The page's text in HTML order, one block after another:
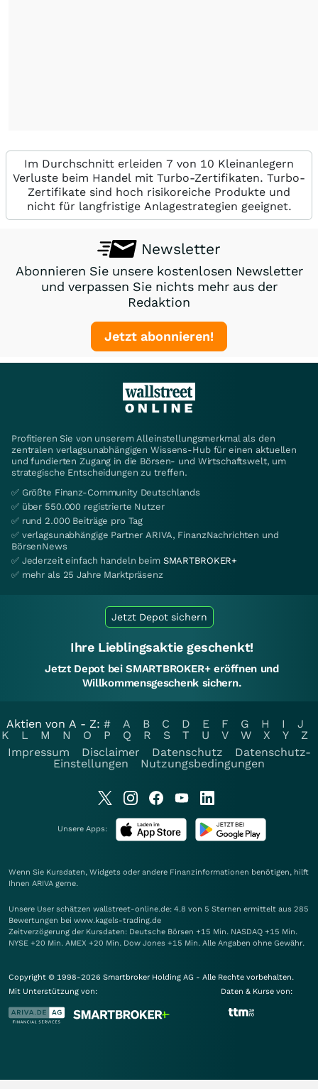
Im Durchschnitt erleiden 7 von 10 Kleinanlegern
Verluste beim Handel mit Turbo-Zertifikaten. Turbo-
Zertifikate sind hoch risikoreiche Produkte und
nicht für langfristige Anlagestrategien geeignet.
Newsletter
Abonnieren Sie unsere kostenlosen Newsletter
und verpassen Sie nichts mehr aus der
Redaktion
Jetzt abonnieren!
Profitieren Sie von unserem Alleinstellungsmerkmal als den
zentralen verlagsunabhängigen Wissens-Hub für einen aktuellen
und fundierten Zugang in die Börsen- und Wirtschaftswelt, um
strategische Entscheidungen zu treffen.
✅ Größte Finanz-Community Deutschlands
✅ über 550.000 registrierte Nutzer
✅ rund 2.000 Beiträge pro Tag
✅ verlagsunabhängige Partner ARIVA, FinanzNachrichten und
BörsenNews
✅ Jederzeit einfach handeln beim SMARTBROKER+
✅ mehr als 25 Jahre Marktpräsenz
Jetzt Depot sichern
Ihre Lieblingsaktie geschenkt!
Jetzt Depot bei SMARTBROKER+ eröffnen und
Willkommensgeschenk sichern.
Aktien von A - Z: # A B C D E F G H I
J
K
L M N O P Q R S T U V W X Y
Z
Impressum
Disclaimer Datenschutz
Datenschutz-
Einstellungen
Nutzungsbedingungen
Unsere Apps:
Wenn Sie Kursdaten, Widgets oder andere Finanzinformationen benötigen, hilft
Ihnen ARIVA gerne.
Unsere User schätzen wallstreet-online.de: 4.8 von 5 Sternen ermittelt aus 285
Bewertungen bei www.kagels-trading.de
Zeitverzögerung der Kursdaten: Deutsche Börsen +15 Min. NASDAQ +15 Min.
NYSE +20 Min. AMEX +20 Min. Dow Jones +15 Min. Alle Angaben ohne Gewähr.
Copyright © 1998-2026 Smartbroker Holding AG - Alle Rechte vorbehalten.
Mit Unterstützung von:
Daten & Kurse von: